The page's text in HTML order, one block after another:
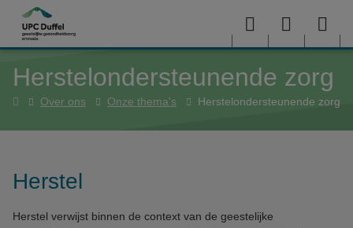
Overslaan en naar de inhoud gaan
Menu User
menu
Herstelondersteunende zorg
HomeOver ons Onze thema's Herstelondersteunende zorg
Herstel
Herstel verwijst binnen de context van de geestelijke